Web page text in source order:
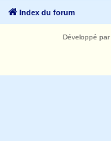
Index du forum
Développé par